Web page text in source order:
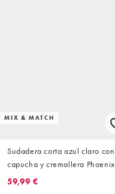
MIX & MATCH
Sudadera corta azul claro con
capucha y cremallera Phoenix
Fleece de Nike
59,99 €